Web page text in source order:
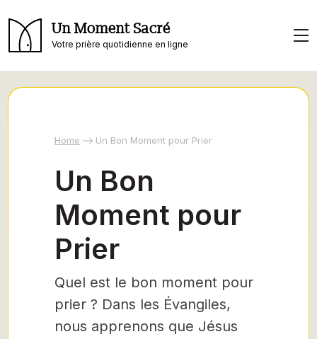
Un Moment Sacré
Votre prière quotidienne en ligne
Home Un Bon Moment pour Prier
Un Bon
Moment pour
Prier
Quel est le bon moment pour
prier ? Dans les Évangiles,
nous apprenons que Jésus